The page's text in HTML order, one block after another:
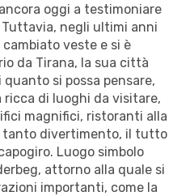
oggi a testimoniare
negli ultimi anni
veste e si è
da Tirana, la sua città
si possa pensare,
di luoghi da visitare,
magnifici, ristoranti alla
tanto divertimento, il tutto
Luogo simbolo
attorno alla quale si
importanti, come la